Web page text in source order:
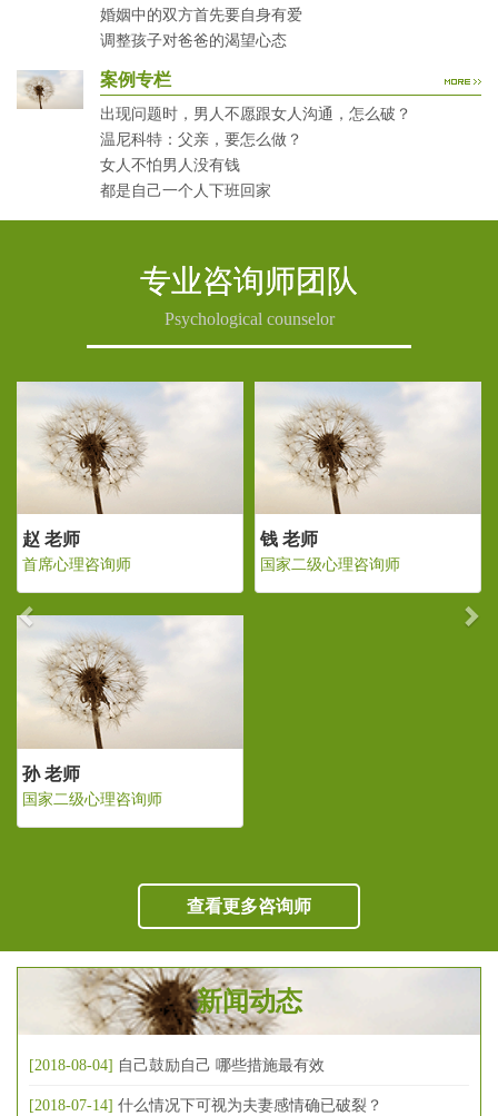
婚姻中的双方首先要自身有爱
调整孩子对爸爸的渴望心态
案例专栏
出现问题时，男人不愿跟女人沟通，怎么破？
温尼科特：父亲，要怎么做？
女人不怕男人没有钱
都是自己一个人下班回家
专业咨询师团队
Psychological counselor
级心理咨询师 首席心理咨询师
Previous
查看更多咨询师
新闻动态
[2018-08-04] 自己鼓励自己 哪些措施最有效
[2018-07-14] 什么情况下可视为夫妻感情确已破裂？